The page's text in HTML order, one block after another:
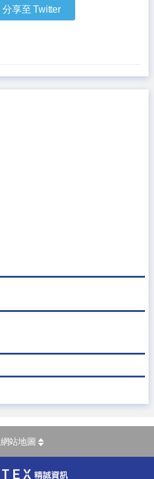
分享至 Twitter
網站地圖